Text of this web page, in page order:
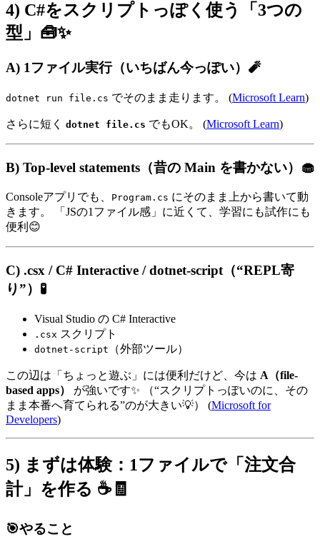
4) C#をスクリプトっぽく使う「3つの
型」🧰✨
A) 1ファイル実行（いちばん今っぽい）🧨
dotnet run file.cs でそのまま走ります。 (Microsoft Learn)
さらに短く dotnet file.cs でもOK。 (Microsoft Learn)
B) Top-level statements（昔の Main を書かない）🧁
Consoleアプリでも、 Program.cs にそのまま上から書いて動
きます。 「JSの1ファイル感」に近くて、学習にも試作にも
便利😊
C) .csx / C# Interactive / dotnet-script（“REPL寄
り”）🧪
Visual Studio の C# Interactive
.csx スクリプト
dotnet-script （外部ツール）
この辺は「ちょっと遊ぶ」には便利だけど、今は A（file-
based apps）
が強いです✨ （“スクリプトっぽいのに、その
まま本番へ育てられる”のが大きい💡） (Microsoft for
Developers)
5) まずは体験：1ファイルで「注文合
計」を作る ☕🧾
🎯やること